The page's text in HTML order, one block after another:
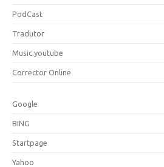
PodCast
Tradutor
Music.youtube
Corrector Online
Google
BING
Startpage
Yahoo